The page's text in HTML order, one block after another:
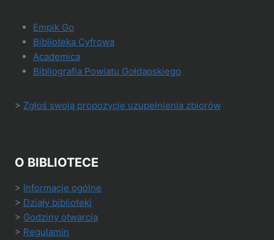
Empik Go
Biblioteka Cyfrowa
Academica
Bibliografia Powiatu Gołdapskiego
> Zgłoś swoją propozycję uzupełnienia zbiorów
O BIBLIOTECE
> Informacje ogólne
> Działy biblioteki
> Godziny otwarcia
> Regulamin